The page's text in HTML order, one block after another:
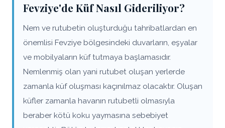
Fevziye'de Küf Nasıl Gideriliyor?
Nem ve rutubetin oluşturduğu tahribatlardan en
önemlisi Fevziye bölgesindeki duvarların, eşyalar
ve mobilyaların küf tutmaya başlamasıdır.
Nemlenmiş olan yani rutubet oluşan yerlerde
zamanla küf oluşması kaçınılmaz olacaktır. Oluşan
küfler zamanla havanın rutubetli olmasıyla
beraber kötü koku yaymasına sebebiyet